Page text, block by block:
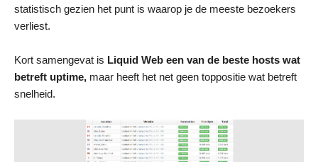
statistisch gezien het punt is waarop je de meeste bezoekers
verliest.
Kort samengevat is Liquid Web een van de beste hosts wat
betreft uptime, maar heeft het net geen toppositie wat betreft
snelheid.